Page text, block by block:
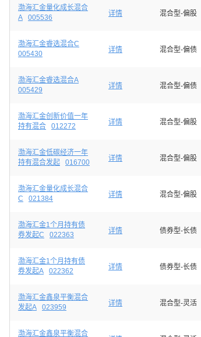
渤海汇金量化成长混合
A
005536 详情 混合型-偏股
渤海汇金睿选混合C
005430
详情 混合型-偏债
渤海汇金睿选混合A
005429
详情 混合型-偏债
渤海汇金创新价值一年
持有混合
012272 详情 混合型-偏股
渤海汇金低碳经济一年
持有混合发起
016700 详情 混合型-偏股
渤海汇金量化成长混合
C
021384 详情 混合型-偏股
渤海汇金1个月持有债
券发起C
022363 详情 债券型-长债
渤海汇金1个月持有债
券发起A
022362 详情 债券型-长债
渤海汇金鑫泉平衡混合
发起A
023959 详情 混合型-灵活
渤海汇金鑫泉平衡混合